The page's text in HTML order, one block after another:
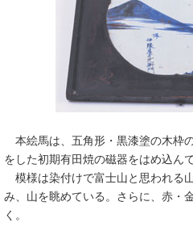
本絵馬は、五角形・黒漆塗の木枠
をした初期有田焼の磁器をはめ込んで
模様は染付けで富士山と思われる
み、山を眺めている。さらに、赤・
く。